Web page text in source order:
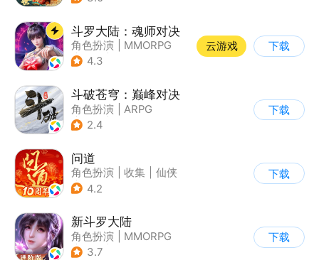
斗罗大陆：魂师对决
角色扮演
MMORPG
| 奇幻
4.3
云游戏 下载
斗破苍穹：巅峰对决
角色扮演
ARPG
| 奇幻
2.4
下载
问道
角色扮演 收集
仙侠
| 宠物
4.2
下载
新斗罗大陆
角色扮演
MMORPG
| 奇幻
3.7
下载